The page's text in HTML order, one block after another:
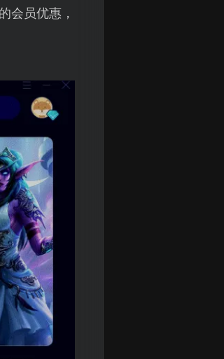
会员优惠，